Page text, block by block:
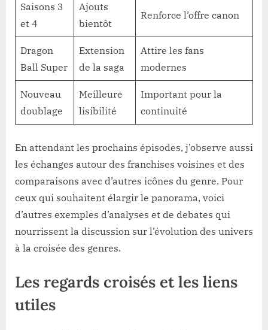
Saisons 3
et 4
Ajouts
bientôt
Renforce l’offre canon
Dragon
Ball Super
Extension
de la saga
Attire les fans
modernes
Nouveau
doublage
Meilleure
lisibilité
Important pour la
continuité
En attendant les prochains épisodes, j’observe aussi
les échanges autour des franchises voisines et des
comparaisons avec d’autres icônes du genre. Pour
ceux qui souhaitent élargir le panorama, voici
d’autres exemples d’analyses et de debates qui
nourrissent la discussion sur l’évolution des univers
à la croisée des genres.
Les regards croisés et les liens
utiles